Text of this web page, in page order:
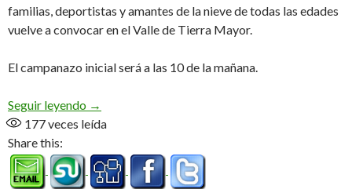
familias, deportistas y amantes de la nieve de todas las edades
vuelve a convocar en el Valle de Tierra Mayor.
El campanazo inicial será a las 10 de la mañana.
Seguir leyendo Marchablanca 2026, el domingo 16 de Agosto
→
177veces leída
Share this: